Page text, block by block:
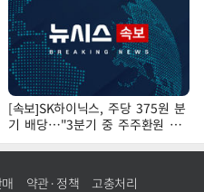
[속보]SK하이닉스, 주당 375원 분
기 배당…"3분기 중 주주환원 방
안 확정"
약관·정책 고충처리